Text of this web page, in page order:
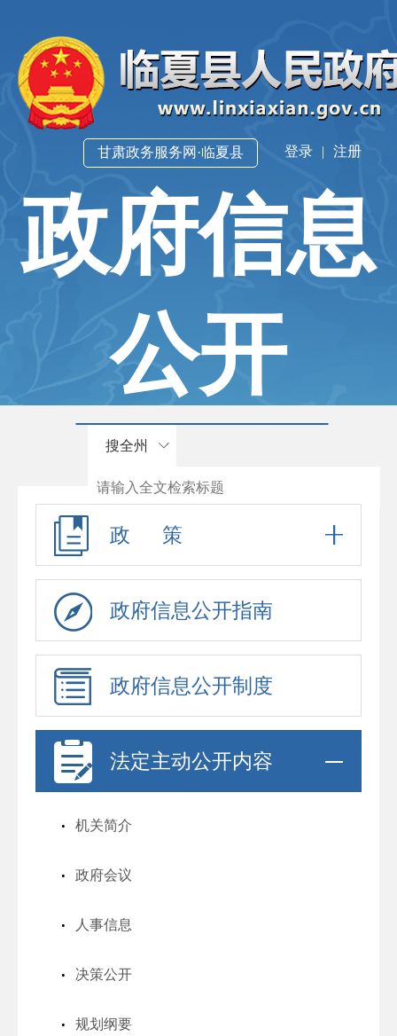
登录 | 注册
甘肃政务服务网·临夏县
政府信息
公开
搜全州
政 策
政府信息公开指南
政府信息公开制度
法定主动公开内容
机关简介
政府会议
人事信息
决策公开
规划纲要